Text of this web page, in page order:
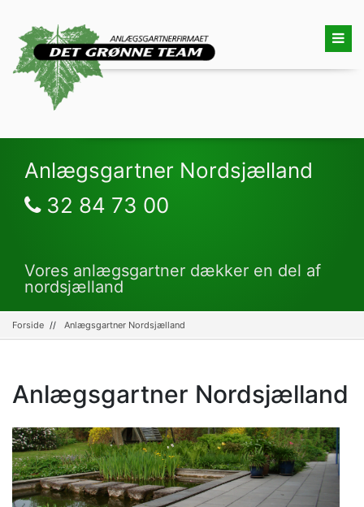
Anlægsgartner Nordsjælland
32 84 73 00
Vores anlægsgartner dækker en del af
nordsjælland
Forside Anlægsgartner Nordsjælland
Anlægsgartner Nordsjælland